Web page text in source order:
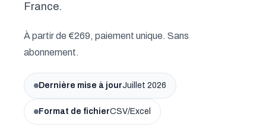
France.
À partir de €269, paiement unique. Sans
abonnement.
Dernière mise à jourJuillet 2026
Format de fichierCSV/Excel